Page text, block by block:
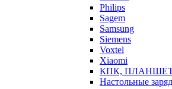
Philips
Sagem
Samsung
Siemens
Voxtel
Xiaomi
КПК,
Настольные